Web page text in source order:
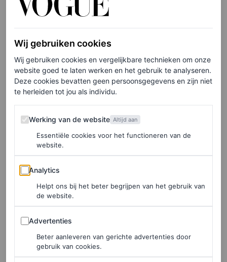
Barbiecore en Giambattista Valli kiest voor glitters. Eén
gigantische platform.
©LANVIN, VALENTINO, GIAMBATTISTA VALLI
/7
Wij gebruiken cookies
Wij gebruiken cookies en vergelijkbare technieken om onze
website goed te laten werken en het gebruik te analyseren.
Deze cookies bevatten geen persoonsgegevens en zijn niet
te herleiden tot jou als individu.
Werking van de website
Werking van de website Altijd aan
Essentiële cookies voor het functioneren van de
website.
Analytics
Analytics
Helpt ons bij het beter begrijpen van het gebruik van
de website.
Advertenties
Advertenties
Beter aanleveren van gerichte advertenties door
gebruik van cookies.